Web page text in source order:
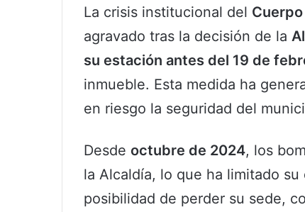
La crisis institucional del
agravado tras la decisión de la
su estación antes del 19 de
inmueble. Esta medida ha
en riesgo la seguridad del
Desde octubre de 2024, los
la Alcaldía, lo que ha limitado
posibilidad de perder su sede,